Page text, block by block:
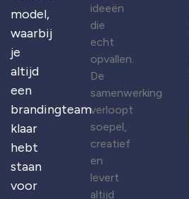
model,
waarbij
je
altijd
een
brandingteam
klaar
hebt
staan
voor
ideeën
die
echt
opvallen.
De
samenwerking
verloopt
soepel,
creatief
en
levert
altijd